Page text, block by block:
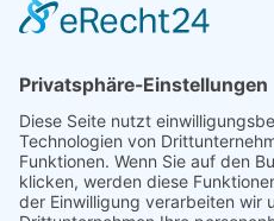
Trainingszentrum Hannover
30169 Hannover
Telefon: +49 511 123598-531